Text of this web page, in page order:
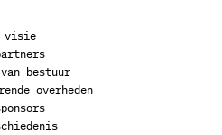
visie
bestuur
overheden